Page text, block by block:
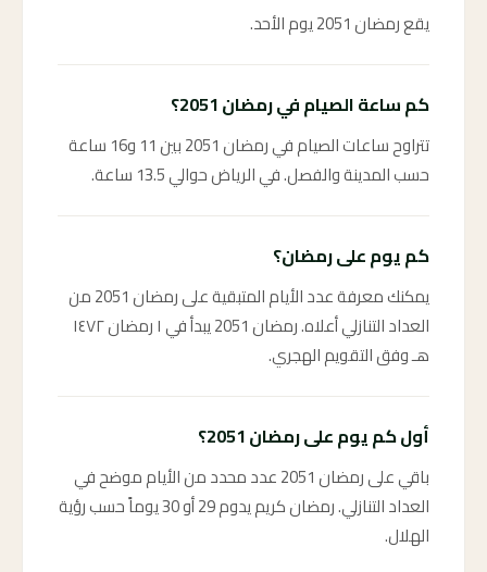
يقع رمضان 2051 يوم الأحد.
كم ساعة الصيام في رمضان 2051؟
تتراوح ساعات الصيام في رمضان 2051 بين 11 و16 ساعة
حسب المدينة والفصل. في الرياض حوالي 13.5 ساعة.
كم يوم على رمضان؟
يمكنك معرفة عدد الأيام المتبقية على رمضان 2051 من
العداد التنازلي أعلاه. رمضان 2051 يبدأ في ١ رمضان ١٤٧٢
هـ وفق التقويم الهجري.
أول كم يوم على رمضان 2051؟
باقي على رمضان 2051 عدد محدد من الأيام موضح في
العداد التنازلي. رمضان كريم يدوم 29 أو 30 يوماً حسب رؤية
الهلال.